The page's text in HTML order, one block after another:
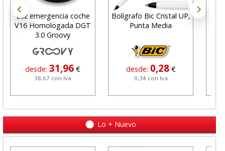
Luz emergencia coche
V16 Homologada DGT
3.0 Groovy
desde:31,96 €
38,67 con Iva
Bolígrafo Bic Cristal UP,
Punta Media
desde: 0,28 €
0,34 con Iva
Lo + Nuevo